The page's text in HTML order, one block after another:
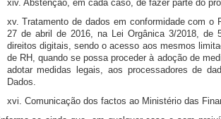
xiv. Abstenção, em cada caso, de fazer parte do
xv. Tratamento de dados em conformidade com o
27 de abril de 2016, na Lei Orgânica 3/2018, de
direitos digitais, sendo o acesso aos mesmos
de RH, quando se possa proceder à adoção de
adotar medidas legais, aos processadores de
Dados.
xvi. Comunicação dos factos ao Ministério das